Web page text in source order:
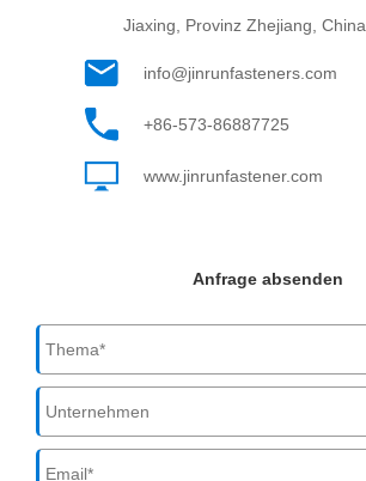
Jiaxing, Provinz Zhejiang, China
info@jinrunfasteners.com
+86-573-86887725
www.jinrunfastener.com
Anfrage absenden